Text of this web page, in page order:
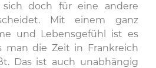
doch für eine andere
Mit einem ganz
und Lebensgefühl ist es
man die Zeit in Frankreich
Das ist auch unabhängig